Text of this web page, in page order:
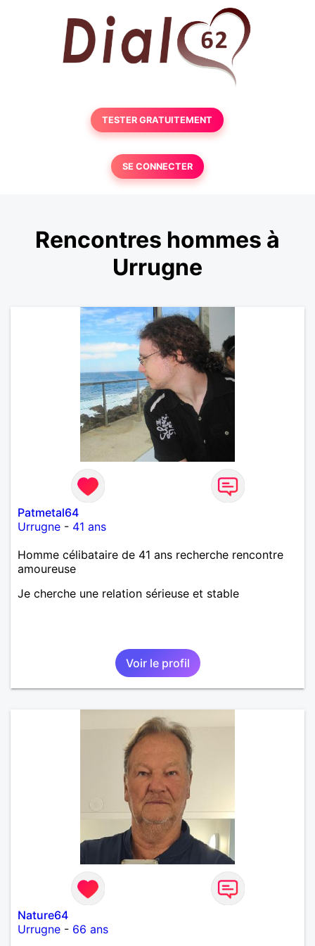
TESTER GRATUITEMENT
SE CONNECTER
Rencontres hommes à
Urrugne
Patmetal64
Urrugne - 41 ans
Homme célibataire de 41 ans recherche rencontre
amoureuse
Je cherche une relation sérieuse et stable
Voir le profil
Nature64
Urrugne - 66 ans